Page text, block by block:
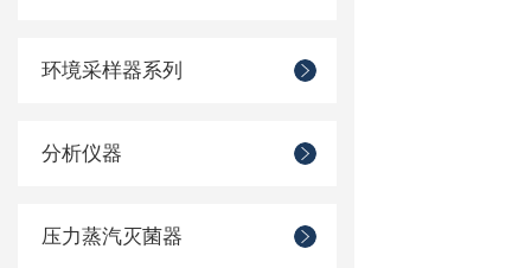
环境采样器系列
分析仪器
压力蒸汽灭菌器